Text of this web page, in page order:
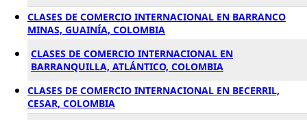
CLASES DE COMERCIO INTERNACIONAL EN BARRANCO
MINAS, GUAINÍA, COLOMBIA
CLASES DE COMERCIO INTERNACIONAL EN
BARRANQUILLA, ATLÁNTICO, COLOMBIA
CLASES DE COMERCIO INTERNACIONAL EN BECERRIL,
CESAR, COLOMBIA